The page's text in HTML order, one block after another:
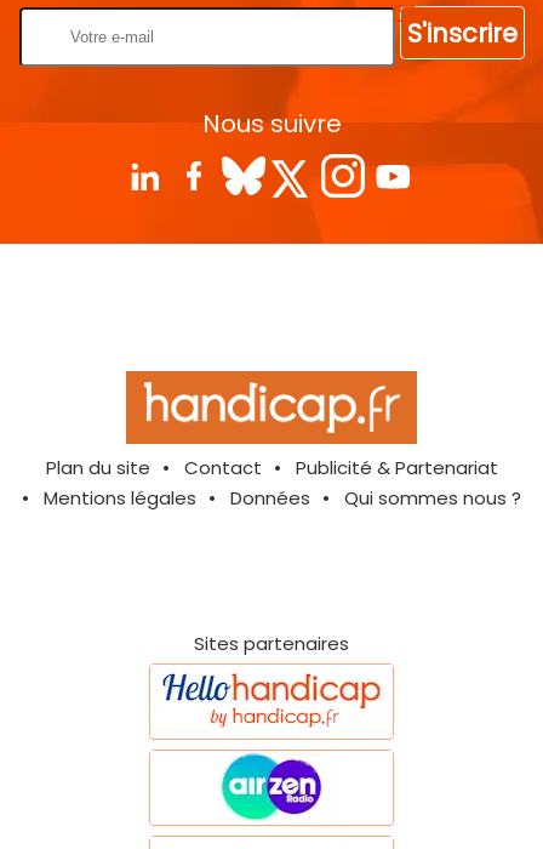
S'inscrire
Nous suivre
Plan du site Contact
Publicité & Partenariat
Mentions légales
Données Qui sommes nous ?
Sites partenaires